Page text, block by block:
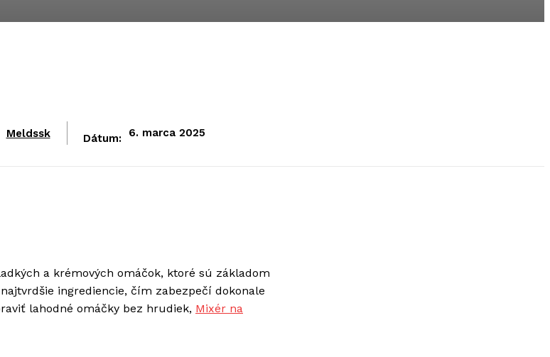
Meldssk Dátum: 6. marca 2025
a krémových omáčok, ktoré sú základom
ingrediencie, čím zabezpečí dokonale
lahodné omáčky bez hrudiek, Mixér na